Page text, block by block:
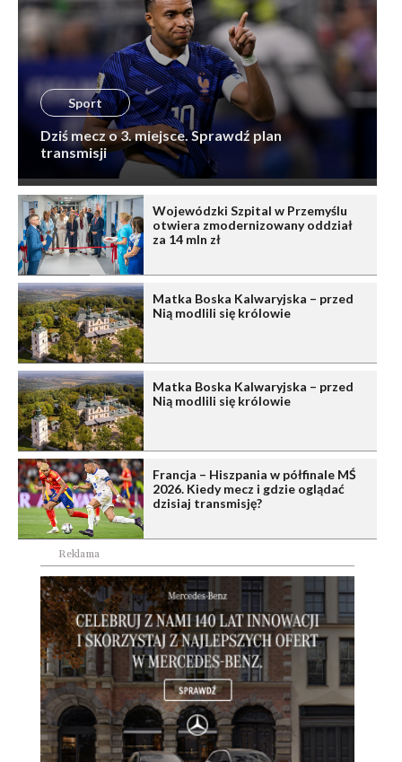
Sport
Dziś mecz o 3. miejsce. Sprawdź plan
transmisji
Wojewódzki Szpital w Przemyślu
otwiera zmodernizowany oddział
za 14 mln zł
Matka Boska Kalwaryjska – przed
Nią modlili się królowie
Matka Boska Kalwaryjska – przed
Nią modlili się królowie
Francja – Hiszpania w półfinale MŚ
2026. Kiedy mecz i gdzie oglądać
dzisiaj transmisję?
Reklama